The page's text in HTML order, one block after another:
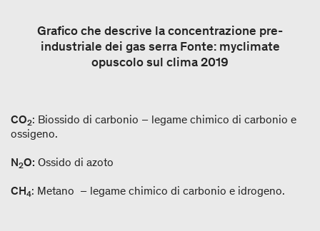
Grafico che descrive la concentrazione pre-
industriale dei gas serra Fonte: myclimate
opuscolo sul clima 2019
CO2: Biossido di carbonio – legame chimico di carbonio e
ossigeno.
N2O: Ossido di azoto
CH4: Metano – legame chimico di carbonio e idrogeno.